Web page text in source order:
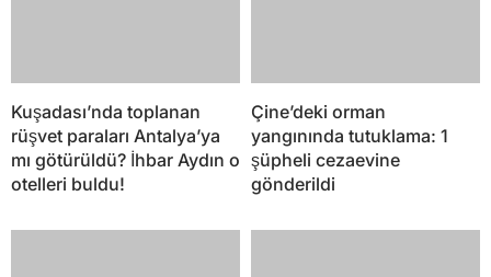
mı götürüldü? İhbar Aydın o
otelleri buldu!
şüpheli cezaevine
gönderildi